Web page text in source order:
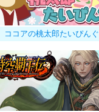
ココアの桃太郎たいぴんぐ